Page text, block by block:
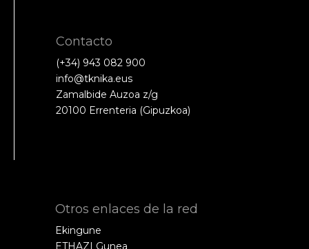
Contacto
(+34) 943 082 900
info@tknika.eus
Zamalbide Auzoa z/g
20100 Errenteria (Gipuzkoa)
Otros enlaces de la red
Ekingune
ETHAZI Gunea